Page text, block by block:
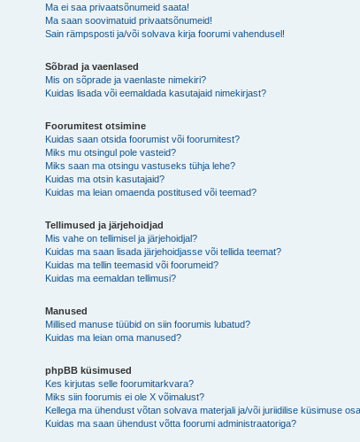
Ma ei saa privaatsõnumeid saata!
Ma saan soovimatuid privaatsõnumeid!
Sain rämpsposti ja/või solvava kirja foorumi vahendusel!
Sõbrad ja vaenlased
Mis on sõprade ja vaenlaste nimekiri?
Kuidas lisada või eemaldada kasutajaid nimekirjast?
Foorumitest otsimine
Kuidas saan otsida foorumist või foorumitest?
Miks mu otsingul pole vasteid?
Miks saan ma otsingu vastuseks tühja lehe?
Kuidas ma otsin kasutajaid?
Kuidas ma leian omaenda postitused või teemad?
Tellimused ja järjehoidjad
Mis vahe on tellimisel ja järjehoidjal?
Kuidas ma saan lisada järjehoidjasse või tellida teemat?
Kuidas ma tellin teemasid või foorumeid?
Kuidas ma eemaldan tellimusi?
Manused
Millised manuse tüübid on siin foorumis lubatud?
Kuidas ma leian oma manused?
phpBB küsimused
Kes kirjutas selle foorumitarkvara?
Miks siin foorumis ei ole X võimalust?
Kellega ma ühendust võtan solvava materjali ja/või juriidilise küsimuse
Kuidas ma saan ühendust võtta foorumi administraatoriga?